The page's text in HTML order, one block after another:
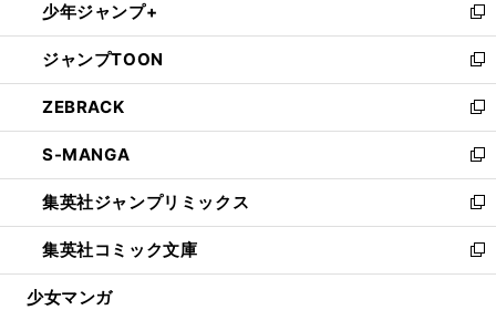
く
で
開
く
ド
ウ
で
開
く
ィ
ン
ド
ウ
で
開
く
い
ウ
ィ
ン
ド
ウ
で
開
く
少年ジャンプ+
新
し
い
ウ
ィ
ン
ド
ウ
で
開
く
ジャンプTOON
新
し
い
ウ
ィ
ン
ド
ウ
で
開
ZEBRACK
新
し
い
ウ
ィ
ン
ド
ウ
S-MANGA
新
し
い
ウ
ィ
ン
集英社ジャンプリミックス
新
し
い
ウ
集英社コミック文庫
新
し
少女マンガ